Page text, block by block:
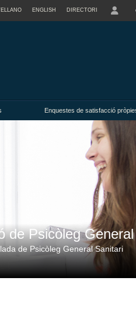
ENGLISH DIRECTORI
Enquestes de satisfacció
de Psicòleg
de Psicòleg General Sanitari